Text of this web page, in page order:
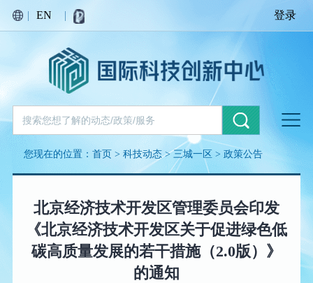
| EN | 登录
您现在的位置：首页 >科技动态>三城一区 >政策公告
北京经济技术开发区管理委员会印发
《北京经济技术开发区关于促进绿色低
碳高质量发展的若干措施（2.0版）》
的通知